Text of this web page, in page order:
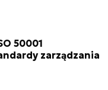
50001
zarządzania